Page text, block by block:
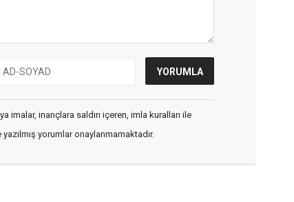
imalar, inançlara saldırı içeren, imla kuralları ile
yorumlar onaylanmamaktadır.